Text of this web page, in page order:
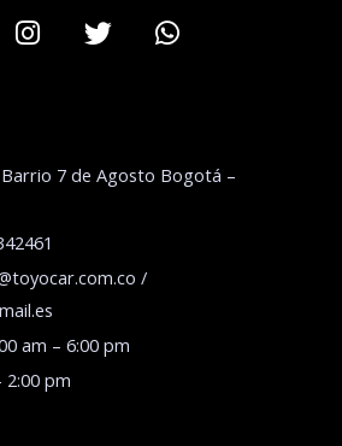
Instagram
TwitterWhatsapp
7 de Agosto Bogotá –
/
am – 6:00 pm
2:00 pm